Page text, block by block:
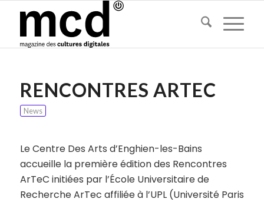
RENCONTRES ARTEC
News
Le Centre Des Arts d’Enghien-les-Bains
accueille la première édition des Rencontres
ArTeC initiées par l’École Universitaire de
Recherche ArTec affiliée à l’UPL (Université Paris